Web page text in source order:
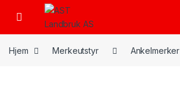
Skip to navigation
Skip to content
Open
Hjem Merkeutstyr Ankelmerker